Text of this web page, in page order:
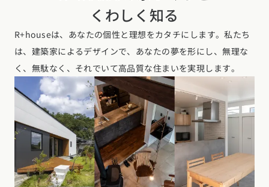
くわしく知る
R+houseは、あなたの個性と理想をカタチにします。私たち
は、建築家によるデザインで、あなたの夢を形にし、無理な
く、無駄なく、それでいて高品質な住まいを実現します。